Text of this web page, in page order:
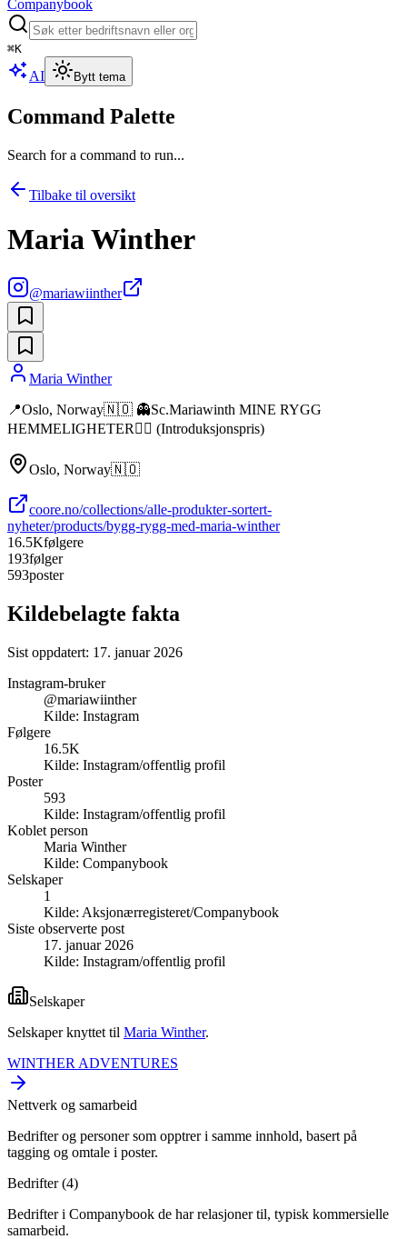
Companybook
⌘K
AI Bytt tema
Command Palette
Search for a command to run...
Tilbake til oversikt
Maria Winther
@mariawiinther
Maria Winther
📍Oslo, Norway🇳🇴 👻Sc.Mariawinth MINE RYGG
HEMMELIGHETER👇🏼 (Introduksjonspris)
Oslo, Norway🇳🇴
coore.no/collections/alle-produkter-sortert-
nyheter/products/bygg-rygg-med-maria-winther
16.5Kfølgere
193følger
593poster
Kildebelagte fakta
Sist oppdatert: 17. januar 2026
Instagram-bruker
@mariawiinther
Kilde: Instagram
Følgere
16.5K
Kilde: Instagram/offentlig profil
Poster
593
Kilde: Instagram/offentlig profil
Koblet person
Maria Winther
Kilde: Companybook
Selskaper
1
Kilde: Aksjonærregisteret/Companybook
Siste observerte post
17. januar 2026
Kilde: Instagram/offentlig profil
Selskaper
Selskaper knyttet til Maria Winther.
WINTHER ADVENTURES
Nettverk og samarbeid
Bedrifter og personer som opptrer i samme innhold, basert på
tagging og omtale i poster.
Bedrifter (4)
Bedrifter i Companybook de har relasjoner til, typisk kommersielle
samarbeid.